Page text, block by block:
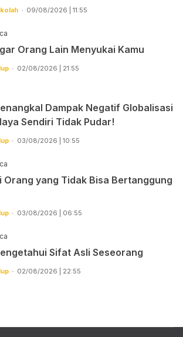
09/08/2026 | 11:55
Orang Lain Menyukai Kamu
02/08/2026 | 21:55
Dampak Negatif Globalisasi
Sendiri Tidak Pudar!
03/08/2026 | 10:55
Orang yang Tidak Bisa Bertanggung
03/08/2026 | 06:55
Sifat Asli Seseorang
02/08/2026 | 22:55